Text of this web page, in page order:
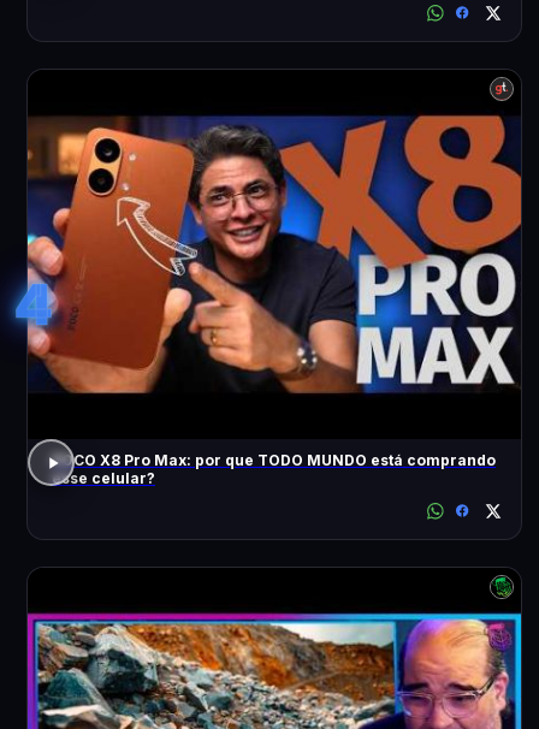
4
POCO X8 Pro Max: por que TODO MUNDO está comprando
esse celular?